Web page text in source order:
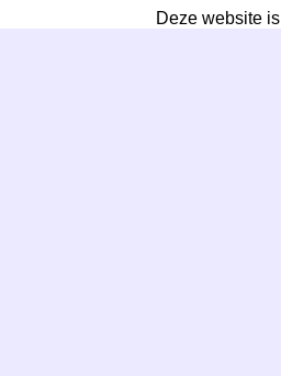
Deze website